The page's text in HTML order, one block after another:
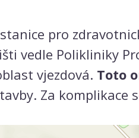
pro
vedle Polikliniky
vjezdová. Toto
Za komplikace